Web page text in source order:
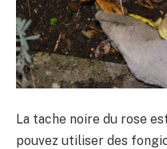
La tache noire du rose
pouvez utiliser des